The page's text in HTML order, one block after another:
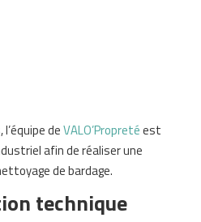
deVALO’Propretéest
afin de réaliser une
de bardage.
technique